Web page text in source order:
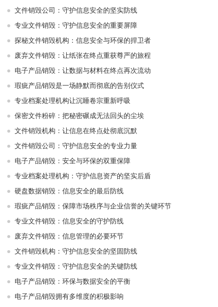
文件销毁公司：守护信息安全的坚实防线
专业文件销毁：守护信息安全的重要屏障
探秘文件销毁机构：信息安全与环保的捍卫者
废弃文件销毁：让纸张在终点重获尊严的旅程
电子产品销毁：让数据与材料在终点再次流动
瑕疵产品销毁是一场静默而彻底的告别仪式
专业档案处理机构让沉睡卷宗重新呼吸
保密文件粉碎：把秘密碾成无法回头的尘埃
文件销毁机构：让信息在终点处彻底沉默
文件销毁公司：守护信息安全的专业力量
电子产品销毁：安全与环保的双重保障
专业档案处理机构：守护信息资产的坚实后盾
硬盘数据销毁：信息安全的最后防线
瑕疵产品销毁：保障市场秩序与企业信誉的关键环节
专业文件销毁：信息安全的守护防线
废弃文件销毁：信息管理的必要环节
文件销毁机构：守护信息安全的坚固防线
专业文件销毁：守护信息安全的关键防线
电子产品销毁：环保与数据安全的平衡
电子产品销毁拥有多维度的积极影响